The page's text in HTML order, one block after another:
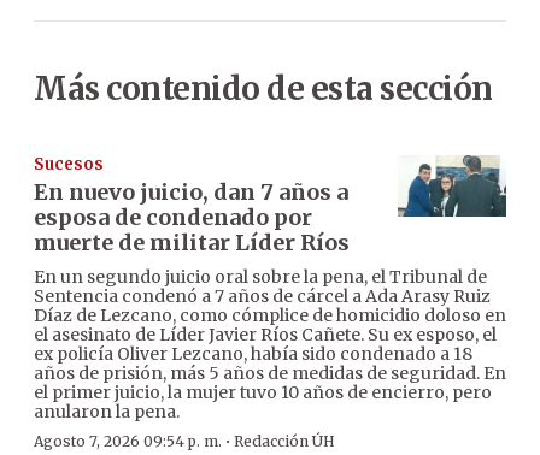
Más contenido de esta sección
Sucesos
En nuevo juicio, dan 7 años a
esposa de condenado por
muerte de militar Líder Ríos
En un segundo juicio oral sobre la pena, el Tribunal de
Sentencia condenó a 7 años de cárcel a Ada Arasy Ruiz
Díaz de Lezcano, como cómplice de homicidio doloso en
el asesinato de Líder Javier Ríos Cañete. Su ex esposo, el
ex policía Oliver Lezcano, había sido condenado a 18
años de prisión, más 5 años de medidas de seguridad. En
el primer juicio, la mujer tuvo 10 años de encierro, pero
anularon la pena.
Agosto 7, 2026 09:54 p. m. · Redacción ÚH